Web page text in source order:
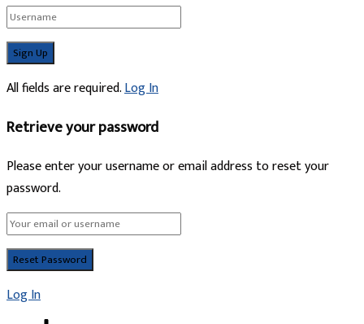
All fields are required.Log In
Retrieve your password
Please enter your username or email address to reset your
password.
Log In